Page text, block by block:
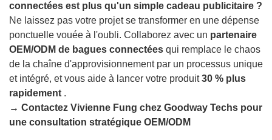
connectées est plus qu'un simple cadeau publicitaire ?
Ne laissez pas votre projet se transformer en une dépense
ponctuelle vouée à l'oubli. Collaborez avec un partenaire
OEM/ODM de bagues connectées qui remplace le chaos
de la chaîne d'approvisionnement par un processus unique
et intégré, et vous aide à lancer votre produit30 % plus
rapidement .
→ Contactez Vivienne Fung chez Goodway Techs pour
une consultation stratégique OEM/ODM